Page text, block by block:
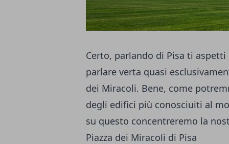
Certo, parlando di Pisa ti
parlare verta quasi
dei Miracoli. Bene, come
degli edifici più conosciuiti al
su questo concentreremo la
Piazza dei Miracoli di Pisa